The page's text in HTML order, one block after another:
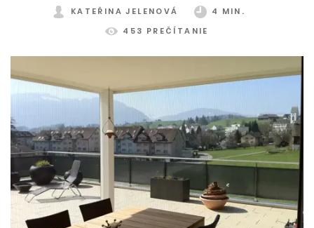
KATEŘINA JELENOVÁ
4 MIN.
453 PREČÍTANIE